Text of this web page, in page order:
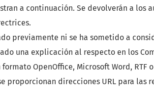
a continuación. Se devolverán a los
previamente ni se ha sometido a
una explicación al respecto en los
OpenOffice, Microsoft Word, RTF
proporcionan direcciones URL para las